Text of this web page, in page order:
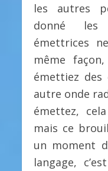
les autres
donné les
émettrices
même
émettiez des
autre onde
émettez,
mais ce
un moment
langage,